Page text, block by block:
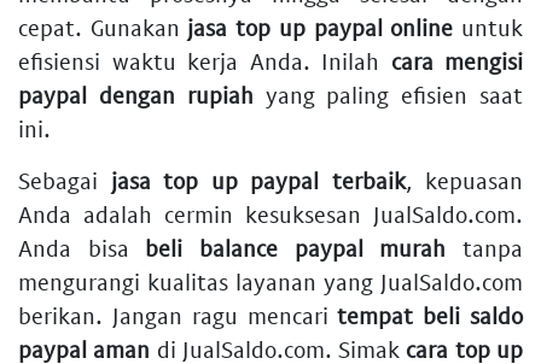
cepat. Gunakan jasa top up paypal online untuk
efisiensi waktu kerja Anda. Inilah cara mengisi
paypal dengan rupiah yang paling efisien saat
ini.
Sebagai jasa top up paypal terbaik, kepuasan
Anda adalah cermin kesuksesan JualSaldo.com.
Anda bisa beli balance paypal murah tanpa
mengurangi kualitas layanan yang JualSaldo.com
berikan. Jangan ragu mencaritempat beli saldo
paypal aman di JualSaldo.com. Simak cara top up